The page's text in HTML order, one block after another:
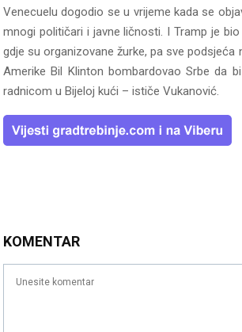
Venecuelu dogodio se u vrijeme kada se
mnogi političari i javne ličnosti. I Tramp je
gdje su organizovane žurke, pa sve podsjeća
Amerike Bil Klinton bombardovao Srbe da
radnicom u Bijeloj kući – ističe Vukanović.
KOMENTAR